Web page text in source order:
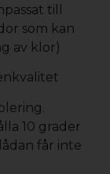
till
som kan
av klor)
10 grader
får inte